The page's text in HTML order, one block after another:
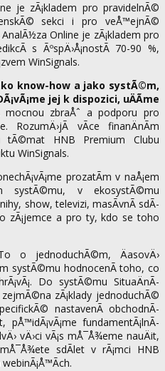
je zÃ¡kladem pro pravidelnÃ©
sekci i pro veÅ™ejnÃ©
Online je zÃ¡kladem pro
s ÃºspÄ›Å¡nostÃ­ 70-90 %,
WinSignals.
know-how a jako systÃ©m,
jej k dispozici, uÄÃ­me
mocnou zbraÅˆ a podporu pro
RozumÄ›jÃ­ vÃ­ce finanÄnÃ­m
tÃ©mat HNB Premium Clubu
WinSignals.
prozatÃ­m v naÅ¡em
systÃ©mu, v ekosystÃ©mu
show, televizi, masÃ­vnÃ­ sdÃ­
zÃ¡jemce a pro ty, kdo se toho
o jednoduchÃ©m, ÄasovÄ›
systÃ©mu hodnocenÃ­ toho, co
Do systÃ©mu SituaÄnÃ­
zÃ¡klady jednoduchÃ©
nastavenÃ­ obchodnÃ­
fundamentÃ¡lnÃ­
vÄ›ci vÃ¡s mÅ¯Å¾eme nauÄit,
sdÃ­let v rÃ¡mci HNB